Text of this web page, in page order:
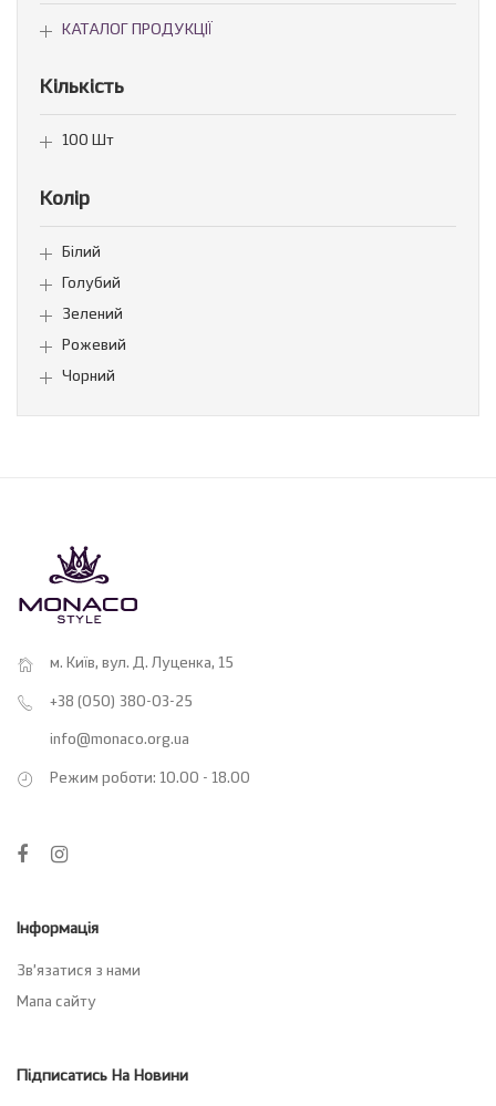
Кількість
100 Шт
Колір
Білий
Голубий
Зелений
Рожевий
Чорний
КАТАЛОГ ПРОДУКЦІЇ
м. Київ, вул. Д. Луценка, 15
+38 (050) 380-03-25
info@monaco.org.ua
Режим роботи: 10.00 - 18.00
Інформація
Зв’язатися з нами
Мапа сайту
Підписатись На Новини